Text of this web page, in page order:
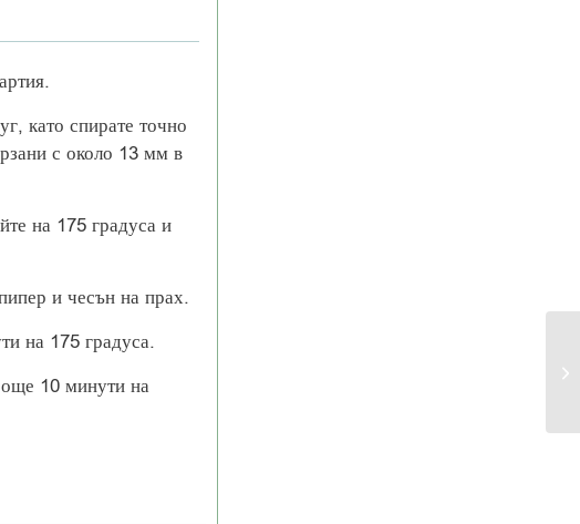
като спирате точно
с около 13 мм в
на 175 градуса и
и чесън на прах.
на 175 градуса.
още 10 минути на